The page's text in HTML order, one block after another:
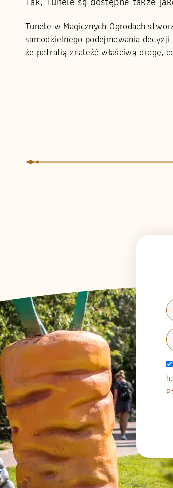
Tunele w Magicznych Ogrodach
samodzielnego podejmowania
że potrafią znaleźć właściwą drogę,